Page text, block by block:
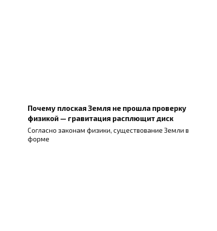
Почему плоская Земля не прошла проверку
физикой — гравитация расплющит диск
Согласно законам физики, существование Земли в
форме